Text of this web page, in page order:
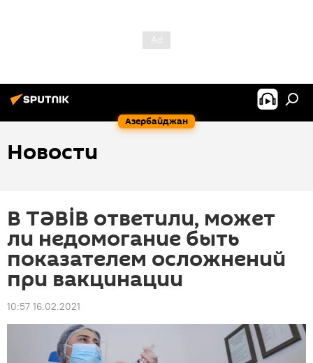
Азербайджан
Новости
В TƏBİB ответили, может
ли недомогание быть
показателем осложнений
при вакцинации
10:57 16.02.2021